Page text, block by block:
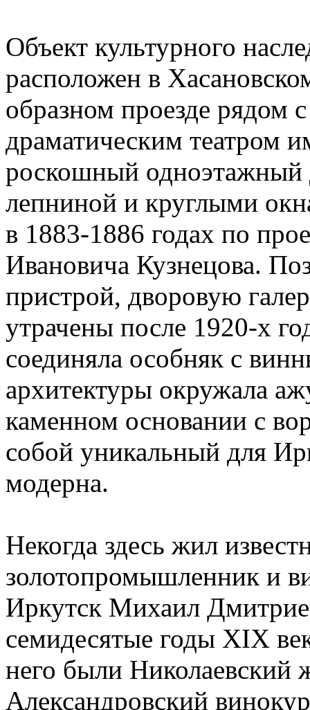
Объект культурного
расположен в
образном проезде рядом
драматическим театром
роскошный одноэтажный
лепниной и круглыми
в 1883-1886 годах по
Ивановича Кузнецова.
пристрой, дворовую
утрачены после 1920-х
соединяла особняк с
архитектуры окружала
каменном основании с
собой уникальный для
модерна.
Некогда здесь жил
золотопромышленник и
Иркутск Михаил
семидесятые годы XIX
него были Николаевский
Александровский